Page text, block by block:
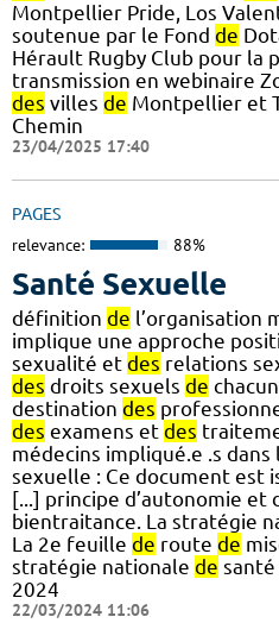
Montpellier Pride, Los
soutenue par le Fond de
Hérault Rugby Club pour la
transmission en webinaire
des villes de Montpellier et
Chemin
23/04/2025 17:40
PAGES
relevance: 88%
Santé Sexuelle
définition de l’organisation
implique une approche
sexualité et des relations
des droits sexuels de
destination des
des examens et des
médecins impliqué.e .s dans
sexuelle : Ce document est
[...] principe d’autonomie et
bientraitance. La stratégie
La 2e feuille de route de
stratégie nationale de santé
2024
22/03/2024 11:06